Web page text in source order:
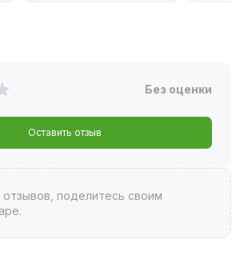
Без оценки
Оставить отзыв
поделитесь своим